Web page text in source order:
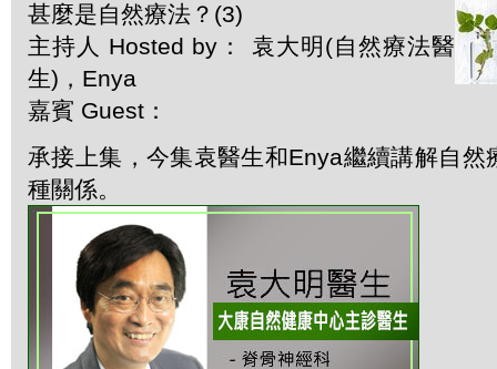
甚麼是自然療法？(3)
主持人 Hosted by： 袁大明(自然療法醫
生)，Enya
嘉賓 Guest：
承接上集，今集袁醫生和Enya繼續講解自然
種關係。